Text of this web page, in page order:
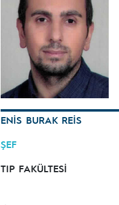
ENİS BURAK REİS
ŞEF
TIP FAKÜLTESİ